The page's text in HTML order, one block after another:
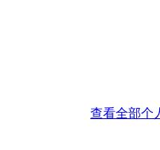
查看全部个